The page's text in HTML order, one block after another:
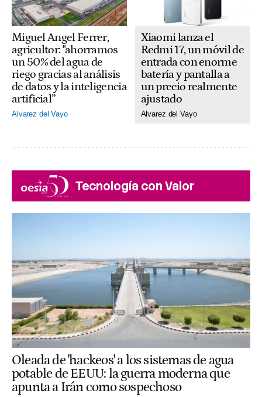
Miguel Angel Ferrer,
agricultor: "ahorramos
un 50% del agua de
riego gracias al análisis
de datos y la inteligencia
artificial”
Alvarez del Vayo
Xiaomi lanza el
Redmi 17, un móvil de
entrada con enorme
batería y pantalla a
un precio realmente
ajustado
Alvarez del Vayo
Tecnología con Valor
Oleada de 'hackeos' a los sistemas de agua
potable de EEUU: la guerra moderna que
apunta a Irán como sospechoso